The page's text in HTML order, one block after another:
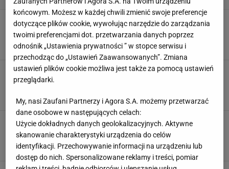
Trener Lechii opowiedział Ukraińcom o pracy w
Polsce. Można spaść z krzesła
Filip Macuda,3 SIERPNIA 2026, 19:23
Tragedia polskiej rodziny w Czechach. Ruch
Kibice go nienawidzą. Kapitan Lechii oddał
opaskę i uciekł. Totalny chaos
Mateusz Gaweł,3 SIERPNIA 2026, 15:54
końcowym. Możesz w każdej chwili zmienić swoje preferencje
dotyczące plików cookie, wywołując narzędzie do zarządzania
twoimi preferencjami dot. przetwarzania danych poprzez
odnośnik „Ustawienia prywatności ” w stopce serwisu i
przechodząc do „Ustawień Zaawansowanych”. Zmiana
ustawień plików cookie możliwa jest także za pomocą ustawień
przeglądarki.
My, nasi Zaufani Partnerzy i Agora S.A. możemy przetwarzać
dane osobowe w następujących celach:
Użycie dokładnych danych geolokalizacyjnych. Aktywne
skanowanie charakterystyki urządzenia do celów
identyfikacji. Przechowywanie informacji na urządzeniu lub
dostęp do nich. Spersonalizowane reklamy i treści, pomiar